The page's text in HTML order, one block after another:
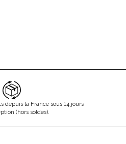
depuis la France sous 14 jours
(hors soldes).